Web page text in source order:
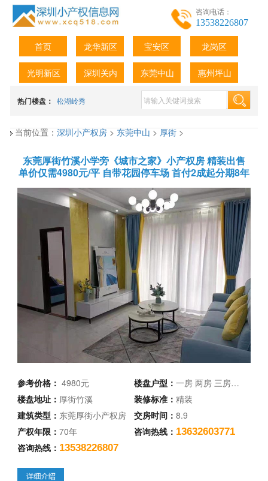
咨询电话：
13538226807
首页 龙华新区 宝安区 龙岗区
光明新区 深圳关内 东莞中山 惠州坪山
热门楼盘： 松湖岭秀
当前位置：深圳小产权房>东莞中山>厚街>
东莞厚街竹溪小学旁《城市之家》小产权房 精装出售
单价仅需4980元/平 自带花园停车场 首付2成起分期8年
参考价格：4980元 楼盘户型： 一房 两房 三房…
楼盘地址： 厚街竹溪 装修标准： 精装
建筑类型： 东莞厚街小产权房 交房时间： 8.9
产权年限：70年 咨询热线： 13632603771
咨询热线： 13538226807